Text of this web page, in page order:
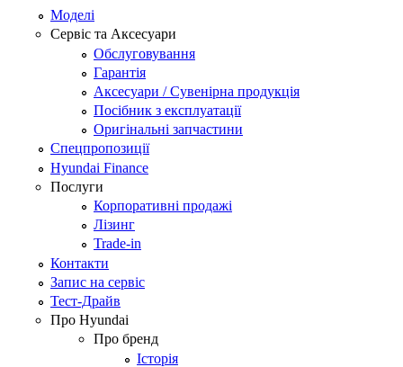
Моделі
Сервіс та Аксесуари
Обслуговування
Гарантія
Аксесуари / Сувенірна продукція
Посібник з експлуатації
Оригінальні запчастини
Спецпропозиції
Hyundai Finance
Послуги
Корпоративні продажі
Лізинг
Trade-in
Контакти
Запис на сервіс
Тест-Драйв
Про Hyundai
Про бренд
Історія